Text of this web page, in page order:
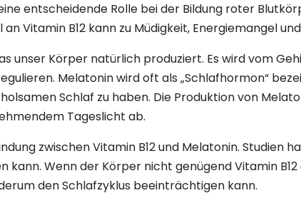
entscheidende Rolle bei der Bildung roter
Vitamin B12 kann zu Müdigkeit, Energiemangel
unser Körper natürlich produziert. Es wird vom
Melatonin wird oft als „Schlafhormon“
Schlaf zu haben. Die Produktion von
Tageslicht ab.
zwischen Vitamin B12 und Melatonin. Studien
kann. Wenn der Körper nicht genügend Vitamin
den Schlafzyklus beeinträchtigen kann.